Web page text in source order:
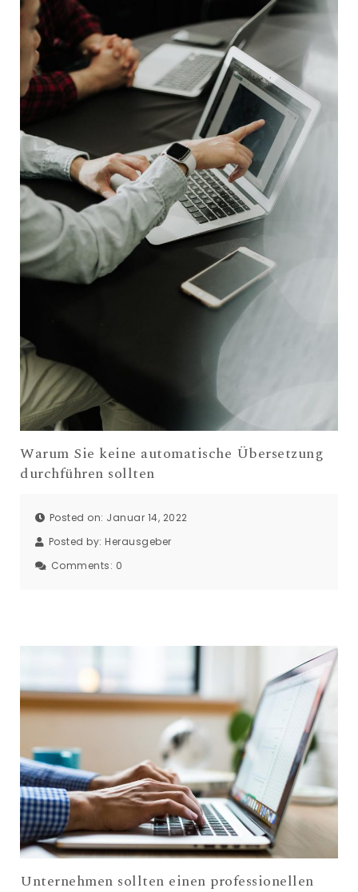
Warum Sie keine automatische Übersetzung
durchführen sollten
Posted on: Januar 14, 2022
Posted by: Herausgeber
Comments: 0
Unternehmen sollten einen professionellen